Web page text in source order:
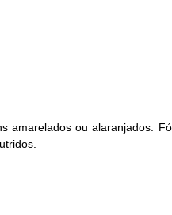
amarelados ou alaranjados.